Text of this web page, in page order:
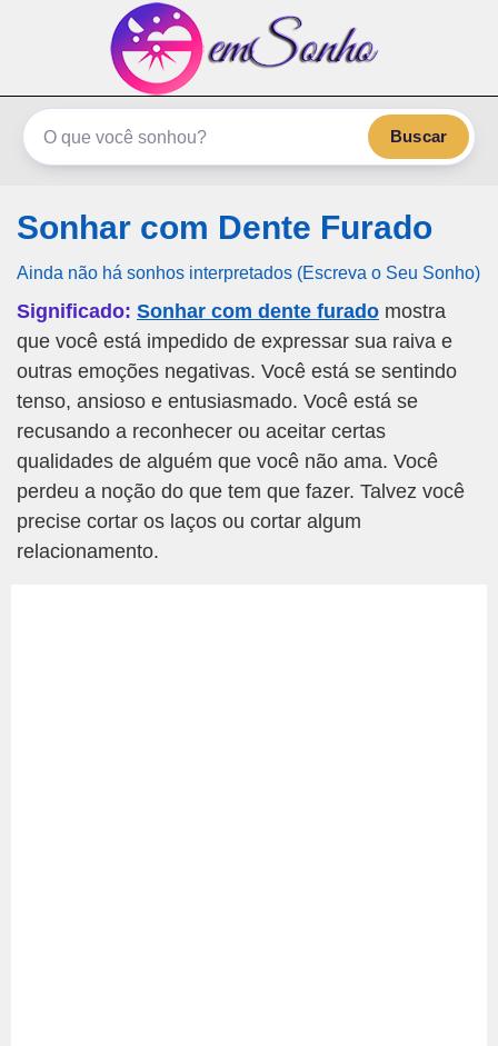
emSonho.com
Os sonhos significam mais
Buscar
Sonhar com Dente Furado
Ainda não há sonhos interpretados (Escreva o Seu Sonho)
Significado: Sonhar com dente furado mostra
que você está impedido de expressar sua raiva e
outras emoções negativas. Você está se sentindo
tenso, ansioso e entusiasmado. Você está se
recusando a reconhecer ou aceitar certas
qualidades de alguém que você não ama. Você
perdeu a noção do que tem que fazer. Talvez você
precise cortar os laços ou cortar algum
relacionamento.